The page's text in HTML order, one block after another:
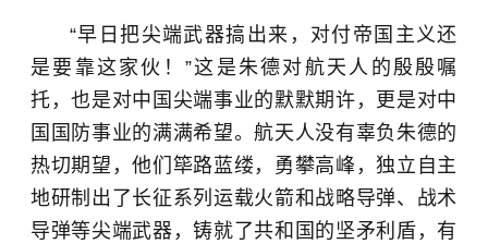
“早日把尖端武器搞出来，对付帝国主义还
是要靠这家伙！”这是朱德对航天人的殷殷嘱
托，也是对中国尖端事业的默默期许，更是对中
国国防事业的满满希望。航天人没有辜负朱德的
热切期望，他们筚路蓝缕，勇攀高峰，独立自主
地研制出了长征系列运载火箭和战略导弹、战术
导弹等尖端武器，铸就了共和国的坚矛利盾，有